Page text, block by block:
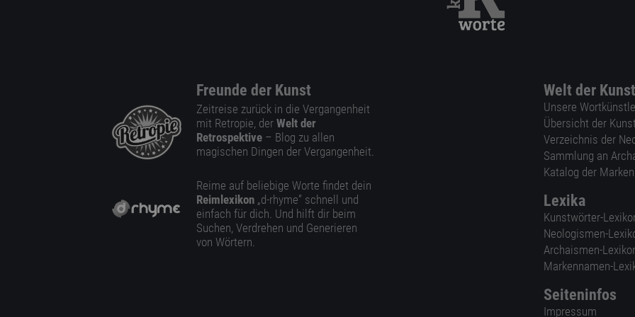
Freunde der Kunst
Zeitreise zurück in die Vergangenheit
mit Retropie, der Welt der
Retrospektive – Blog zu allen
magischen Dingen der Vergangenheit.
Reime auf beliebige Worte findet dein
Reimlexikon „d-rhyme” schnell und
einfach für dich. Und hilft dir beim
Suchen, Verdrehen und Generieren
von Wörtern.
Welt der
Unsere
Übersicht der
Verzeichnis der
Sammlung an
Katalog der
Lexika
Kunstwörter-
Neologismen-
Archaismen-
Markennamen-
Seiteninfos
Impressum